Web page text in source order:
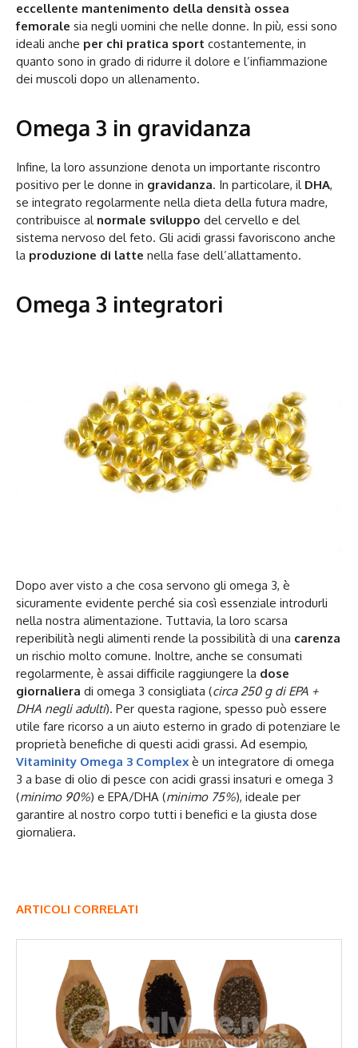
eccellente mantenimento della densità ossea
femorale sia negli uomini che nelle donne. In più, essi sono
ideali anche per chi pratica sport costantemente, in
quanto sono in grado di ridurre il dolore e l’infiammazione
dei muscoli dopo un allenamento.
Omega 3 in gravidanza
Infine, la loro assunzione denota un importante riscontro
positivo per le donne in gravidanza. In particolare, ilDHA,
se integrato regolarmente nella dieta della futura madre,
contribuisce al normale sviluppo del cervello e del
sistema nervoso del feto. Gli acidi grassi favoriscono anche
la produzione di latte nella fase dell’allattamento.
Omega 3 integratori
Dopo aver visto a che cosa servono gli omega 3, è
sicuramente evidente perché sia così essenziale introdurli
nella nostra alimentazione. Tuttavia, la loro scarsa
reperibilità negli alimenti rende la possibilità di una carenza
un rischio molto comune. Inoltre, anche se consumati
regolarmente, è assai difficile raggiungere la dose
giornaliera di omega 3 consigliata (circa 250 g di EPA +
DHA negli adulti). Per questa ragione, spesso può essere
utile fare ricorso a un aiuto esterno in grado di potenziare le
proprietà benefiche di questi acidi grassi. Ad esempio,
Vitaminity Omega 3 Complex è un integratore di omega
3 a base di olio di pesce con acidi grassi insaturi e omega 3
(minimo 90%) e EPA/DHA (minimo 75%), ideale per
garantire al nostro corpo tutti i benefici e la giusta dose
giornaliera.
ARTICOLI CORRELATI